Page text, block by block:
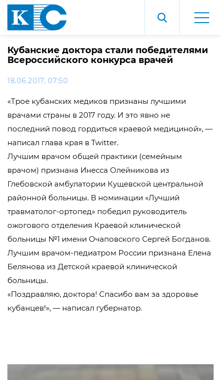
Кубанские доктора стали победителями
Всероссийского конкурса врачей
18.06.2017, 07:50
«Трое кубанских медиков признаны лучшими
врачами страны в 2017 году. И это явно не
последний повод гордиться краевой медициной», —
написал глава края в Twitter.
Лучшим врачом общей практики (семейным
врачом) признана Инесса Олейникова из
Глебовской амбулатории Кущевской центральной
районной больницы. В номинации «Лучший
травматолог-ортопед» победил руководитель
ожогового отделения Краевой клинической
больницы №1 имени Очаповского Сергей Богданов.
Лучшим врачом-педиатром России признана Елена
Белянова из Детской краевой клинической
больницы.
«Поздравляю, доктора! Спасибо вам за здоровье
кубанцев!», — написал губернатор.